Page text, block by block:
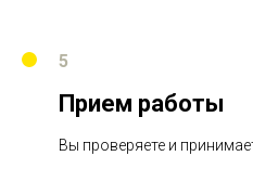
5
Прием работы
Вы проверяете и